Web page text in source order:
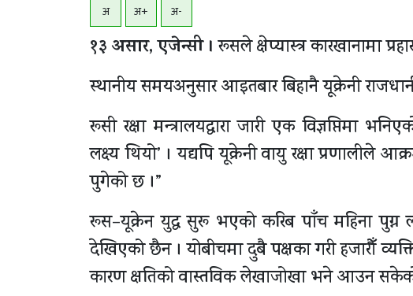
अ अ+ अ-
१३ असार, एजेन्सी । रूसले क्षेप्यास्त्र कारखानामा
स्थानीय समयअनुसार आइतबार बिहानै यूक्रेनी
रूसी रक्षा मन्त्रालयद्वारा जारी एक विज्ञप्तिमा
लक्ष्य थियो’ । यद्यपि यूक्रेनी वायु रक्षा प्रणालीले
पुगेको छ ।”
रूस–यूक्रेन युद्ध सुरू भएको करिब पाँच महिना
देखिएको छैन । योबीचमा दुबै पक्षका गरी हजारौँ
कारण क्षतिको वास्तविक लेखाजोखा भने आउन